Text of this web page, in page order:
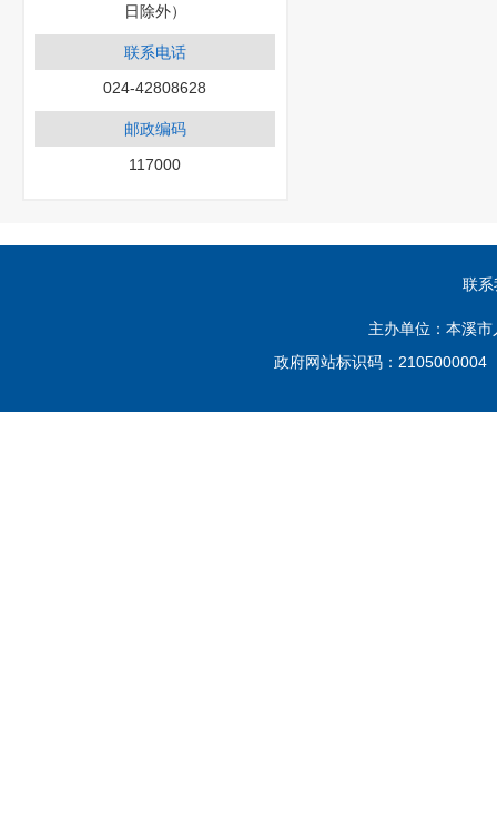
日除外）
联系电话
024-42808628
邮政编码
117000
联系
主办单位：本溪
政府网站标识码：